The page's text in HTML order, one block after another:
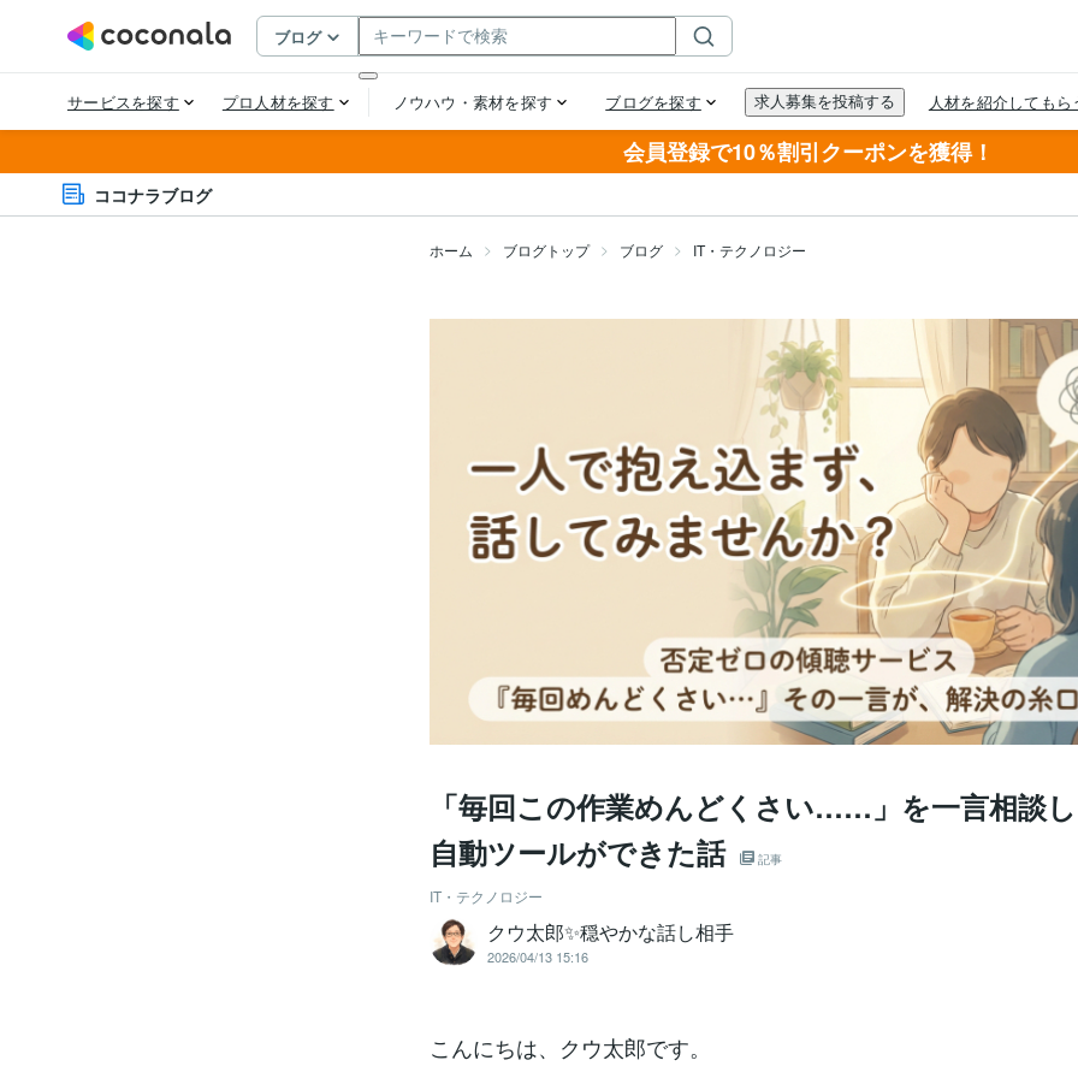
会員登録で10％割引クーポンを獲得！
ココナラブログ
ホーム ブログトップ ブログ IT・テクノロジー
「毎回この作業めんどくさい……」を一言相談
自動ツールができた話
記事
IT・テクノロジー
クウ太郎✨穏やかな話し相手
2026/04/13 15:16
こんにちは、クウ太郎です。